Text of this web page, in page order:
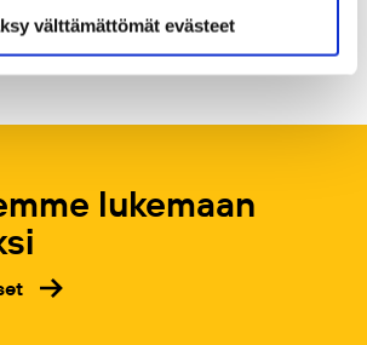
välttämättömät evästeet
lukemaan